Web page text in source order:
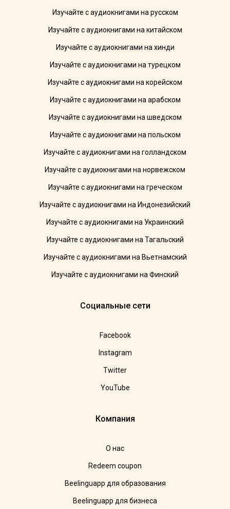
Изучайте с аудиокнигами на русском
Изучайте с аудиокнигами на китайском
Изучайте с аудиокнигами на хинди
Изучайте с аудиокнигами на турецком
Изучайте с аудиокнигами на корейском
Изучайте с аудиокнигами на арабском
Изучайте с аудиокнигами на шведском
Изучайте с аудиокнигами на польском
Изучайте с аудиокнигами на голландском
Изучайте с аудиокнигами на норвежском
Изучайте с аудиокнигами на греческом
Изучайте с аудиокнигами на Индонезийский
Изучайте с аудиокнигами на Украинский
Изучайте с аудиокнигами на Тагальский
Изучайте с аудиокнигами на Вьетнамский
Изучайте с аудиокнигами на Финский
Социальные сети
Facebook
Instagram
Twitter
YouTube
Компания
О нас
Redeem coupon
Beelinguapp для образования
Beelinguapp для бизнеса